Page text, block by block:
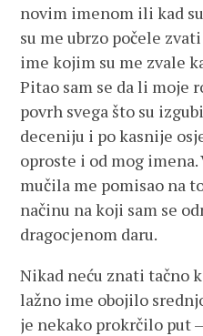
novim imenom ili kad
su me ubrzo počele
ime kojim su me zvale
Pitao sam se da li moje
povrh svega što su
deceniju i po kasnije
oproste i od mog imena.
mučila me pomisao na
načinu na koji sam se
dragocjenom daru.
Nikad neću znati tačno
lažno ime obojilo
je nekako prokrčilo put